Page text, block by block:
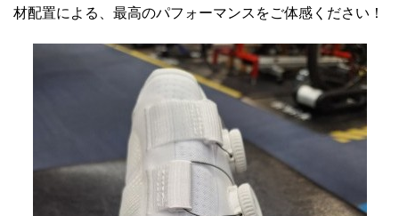
材配置による、最高のパフォーマンスをご体感ください！